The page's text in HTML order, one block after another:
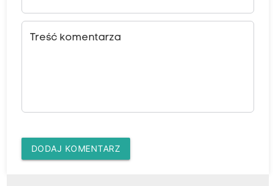
Treść komentarza
DODAJ KOMENTARZ